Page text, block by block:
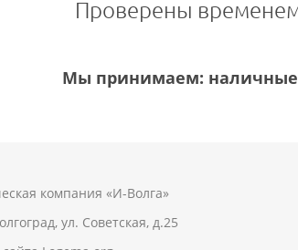
Проверены
Мы принимаем: наличные,
компания «И-Волга»
ул. Советская, д.25